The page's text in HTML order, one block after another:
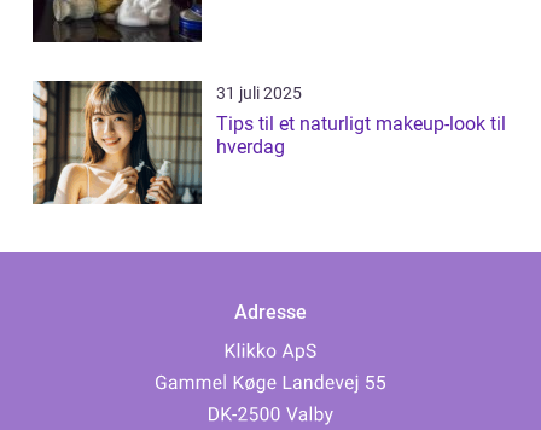
31 juli 2025
Tips til et naturligt makeup-look til
hverdag
Adresse